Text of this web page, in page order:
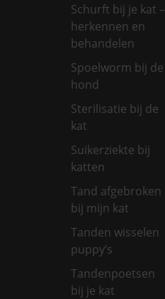
Schurft bij je kat –
herkennen en
behandelen
Spoelworm bij de
hond
Sterilisatie bij de
kat
Suikerziekte bij
katten
Tand afgebroken
bij mijn kat
Tanden wisselen
puppy’s
Tandenpoetsen
bij je kat